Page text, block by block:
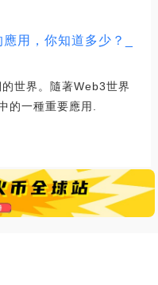
用，你知道多少？_
世界。隨著Web3世界
的一種重要應用.